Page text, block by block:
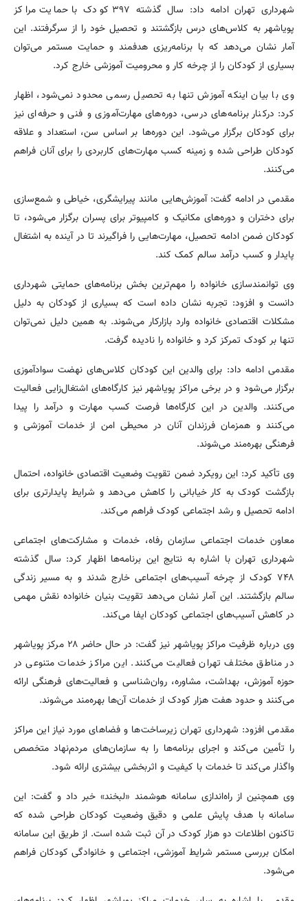
شهرداری تهران ادامه داد: سال گذشته ۳۹۷ کودک با حمایت مراکز
پویاشهر به کلاس‌های درس بازگشتند و تحصیل خود را از سرگرفتند. این
آمار نشان می‌دهد که با برنامه‌ریزی هدفمند و حمایت مستمر می‌توان
بسیاری از کودکان را از چرخه کار و محرومیت آموزشی خارج کرد.
وی با بیان اینکه آموزش تنها به تحصیل رسمی محدود نمی‌شود، اظهار
کرد: درکنار برنامه‌های درسی، دوره‌های مهارت‌آموزی و فنی و حرفه‌ای نیز
برای کودکان برگزار می‌شود. این دوره‌ها بر اساس سن، استعداد و علاقه
کودکان طراحی شده‌ و زمینه کسب مهارت‌های کاربردی را برای آنان فراهم
می‌کنند.
مقدمی در ادامه گفت: آموزش‌هایی مانند پیرایشگری، خیاطی و شمع‌سازی
برای دختران و دوره‌های مکانیک و کامپیوتر برای پسران برگزار می‌شود، تا
کودکان ضمن ادامه تحصیل، مهارت‌هایی را فراگیرند تا در آینده به اشتغال
پایدار و کسب درآمد سالم کمک کند.
وی توانمندسازی خانواده را مهم‌ترین بخش برنامه‌های حمایتی شهرداری
دانست و افزود: تجربه نشان داده است که بسیاری از کودکان به دلیل
مشکلات اقتصادی خانواده وارد بازارکار می‌شوند. به همین دلیل نمی‌توان
تنها بر کودک تمرکز کرد و خانواده را نادیده گرفت.
مقدمی ادامه داد: برای والدین این کودکان کلاس‌های نهضت سوادآموزی
برگزار می‌شود و در برخی مراکز پویاشهر نیز کارگاه‌های اشتغال‌زایی فعالیت
می‌کنند. والدین در این کارگاه‌ها فرصت کسب مهارت و درآمد را پیدا
می‌کنند و همزمان فرزندان آنان در محیطی امن از خدمات آموزشی و
فرهنگی بهره‌مند می‌شوند.
وی تأکید کرد: این رویکرد ضمن تقویت وضعیت اقتصادی خانواده، احتمال
بازگشت کودک به کار خیابانی را کاهش می‌دهد و شرایط پایدارتری برای
ادامه تحصیل و رشد اجتماعی کودک فراهم می‌کند.
معاون خدمات اجتماعی سازمان رفاه، خدمات و مشارکت‌های اجتماعی
شهرداری تهران با اشاره به نتایج این برنامه‌ها اظهار کرد: سال گذشته
۷۴۸ کودک از چرخه آسیب‌های اجتماعی خارج شدند و به مسیر زندگی
سالم بازگشتند. این آمار نشان می‌دهد تقویت بنیان خانواده نقش مهمی
در کاهش آسیب‌های اجتماعی کودکان ایفا می‌کند.
وی درباره ظرفیت مراکز پویاشهر نیز گفت: در حال حاضر ۲۸ مرکز پویاشهر
در مناطق مختلف تهران فعالیت می‌کنند. این مراکز خدمات متنوعی در
حوزه آموزش، بهداشت، مشاوره، روان‌شناسی و فعالیت‌های فرهنگی ارائه
می‌کنند و حدود هفت هزار کودک از خدمات آن‌ها بهره‌مند می‌شوند.
مقدمی افزود: شهرداری تهران زیرساخت‌ها و فضاهای مورد نیاز این مراکز
را تأمین می‌کند و اجرای برنامه‌ها را به سازمان‌های مردم‌نهاد متخصص
واگذار می‌کند تا خدمات با کیفیت و اثربخشی بیشتری ارائه شود.
وی همچنین از راه‌اندازی سامانه هوشمند «لبخند» خبر داد و گفت: این
سامانه با هدف پایش علمی و دقیق وضعیت کودکان طراحی شده که
تاکنون اطلاعات دو هزار کودک در آن ثبت شده است. از طریق این سامانه
امکان بررسی مستمر شرایط آموزشی، اجتماعی و خانوادگی کودکان فراهم
می‌شود.